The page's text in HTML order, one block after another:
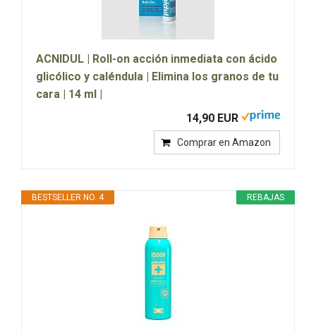
ACNIDUL | Roll-on acción inmediata con ácido
glicólico y caléndula | Elimina los granos de tu
cara | 14 ml |
14,90 EUR
Comprar en Amazon
REBAJAS
BESTSELLER NO. 4